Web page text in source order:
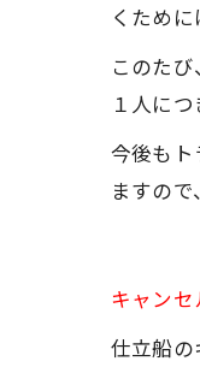
くため
このた
１人に
今後も
ますので
キャンセ
仕立船の